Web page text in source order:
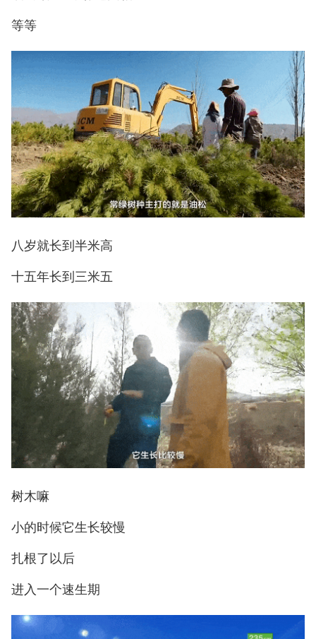
等等
八岁就长到半米高
十五年长到三米五
树木嘛
小的时候它生长较慢
扎根了以后
进入一个速生期